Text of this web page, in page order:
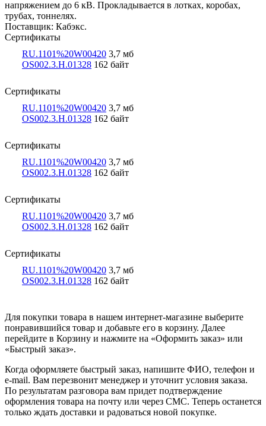
напряжением до 6 кВ. Прокладывается в лотках, коробах,
трубах, тоннелях.
Поставщик: Кабэкс.
Сертификаты
RU.1101%20W00420 3,7 мб
OS002.3.Н.01328 162 байт
Сертификаты
RU.1101%20W00420 3,7 мб
OS002.3.Н.01328 162 байт
Сертификаты
RU.1101%20W00420 3,7 мб
OS002.3.Н.01328 162 байт
Сертификаты
RU.1101%20W00420 3,7 мб
OS002.3.Н.01328 162 байт
Сертификаты
RU.1101%20W00420 3,7 мб
OS002.3.Н.01328 162 байт
Для покупки товара в нашем интернет-магазине выберите
понравившийся товар и добавьте его в корзину. Далее
перейдите в Корзину и нажмите на «Оформить заказ» или
«Быстрый заказ».
Когда оформляете быстрый заказ, напишите ФИО, телефон и
e-mail. Вам перезвонит менеджер и уточнит условия заказа.
По результатам разговора вам придет подтверждение
оформления товара на почту или через СМС. Теперь останется
только ждать доставки и радоваться новой покупке.